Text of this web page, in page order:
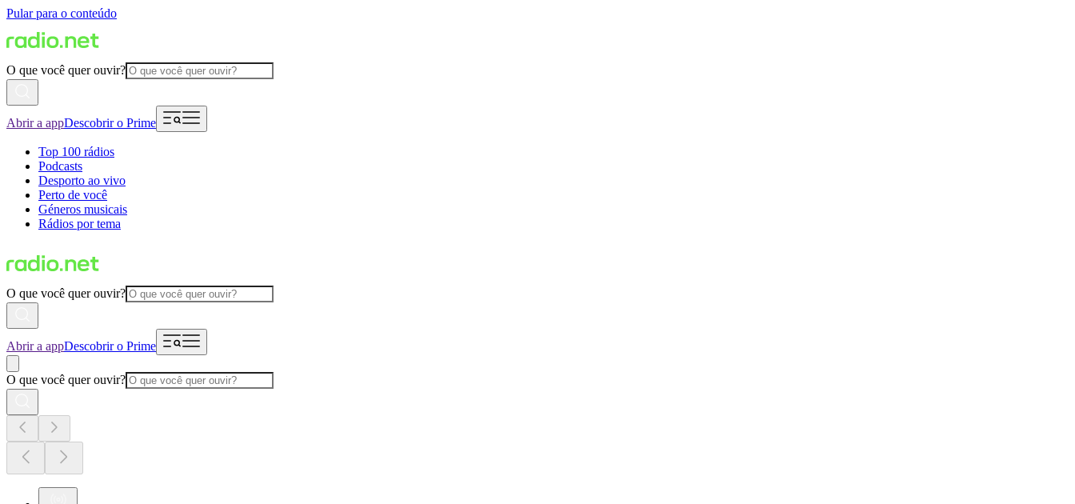
Pular para o conteúdo
O que você quer ouvir?
Abrir a appDescobrir o Prime
Top 100 rádios
Podcasts
Desporto ao vivo
Perto de você
Géneros musicais
Rádios por tema
O que você quer ouvir?
Abrir a appDescobrir o Prime
O que você quer ouvir?